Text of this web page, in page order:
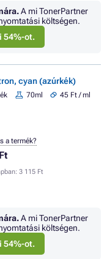
A mi TonerPartner
költségen.
54%-ot.
cyan (azúrkék)
70ml
45 Ft / ml
3 115 Ft
a termék?
A mi TonerPartner
költségen.
54%-ot.